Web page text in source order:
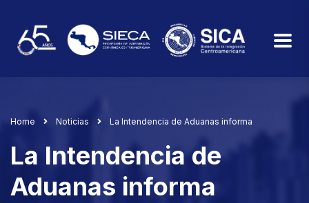
Home Noticias La Intendencia de Aduanas informa
La Intendencia de
Aduanas informa